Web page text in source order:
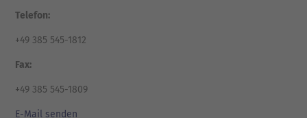
Telefon:
+49 385 545-1812
Fax:
+49 385 545-1809
E-Mail senden